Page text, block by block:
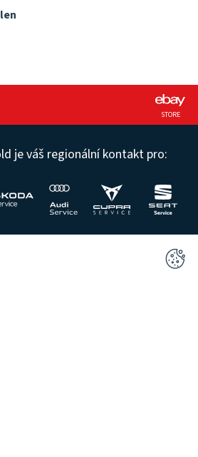
STORE
je váš regionální kontakt pro: